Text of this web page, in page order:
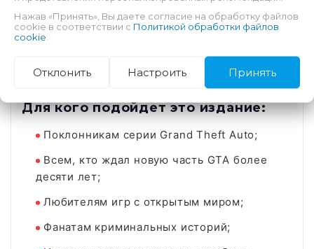
Огромное количество транспорта:
Автомобили, мотоциклы, лодки, самолеты и
другие виды транспорта доступны для
исследования мира и выполнения миссий.
Для кого подойдет это издание:
Поклонникам серии Grand Theft Auto;
Всем, кто ждал новую часть GTA более
десяти лет;
Любителям игр с открытым миром;
Фанатам криминальных историй;
Нажав «Принять», Вы даете согласие на обработку файлов
cookie в соответствии с Политикой обработки файлов
cookie
Отклонить Настроить Принять